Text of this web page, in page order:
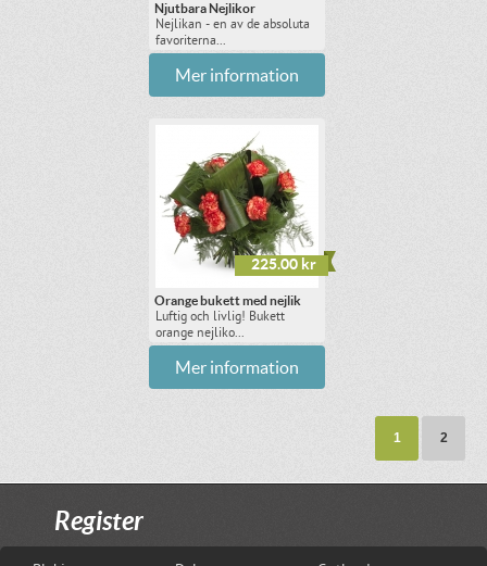
Njutbara Nejlikor
Nejlikan - en av de absoluta
favoriterna...
Mer information
Orange bukett med nejlik
Luftig och livlig! Bukett
orange nejliko...
225.00 kr
Mer information
1 2
Register